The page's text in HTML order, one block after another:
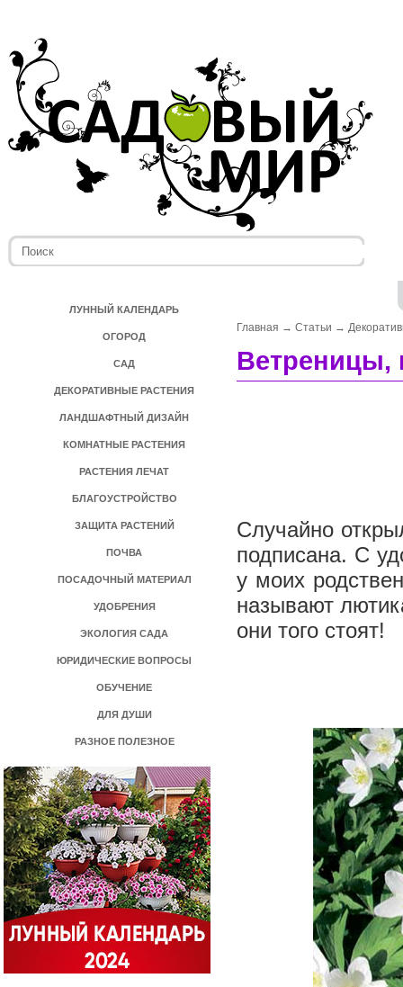
ЛУННЫЙ КАЛЕНДАРЬ
ОГОРОД
САД
ДЕКОРАТИВНЫЕ РАСТЕНИЯ
ЛАНДШАФТНЫЙ ДИЗАЙН
КОМНАТНЫЕ РАСТЕНИЯ
РАСТЕНИЯ ЛЕЧАТ
БЛАГОУСТРОЙСТВО
ЗАЩИТА РАСТЕНИЙ
ПОЧВА
ПОСАДОЧНЫЙ МАТЕРИАЛ
УДОБРЕНИЯ
ЭКОЛОГИЯ САДА
ЮРИДИЧЕСКИЕ ВОПРОСЫ
ОБУЧЕНИЕ
ДЛЯ ДУШИ
РАЗНОЕ ПОЛЕЗНОЕ
Главная → Статьи →
Ветреницы,
Случайно
подписана. С
у моих
называют
они того стоят!